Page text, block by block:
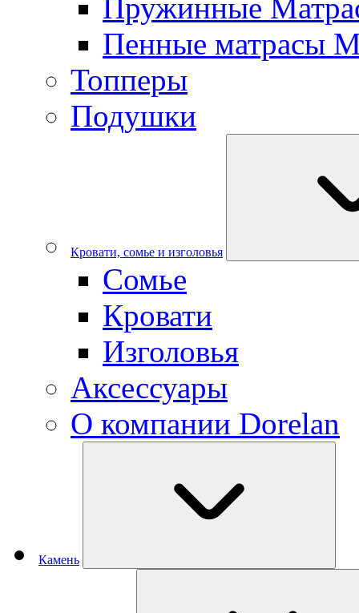
Пружинные
Пенные матрасы
Топперы
Подушки
Кровати, сомье и изголовья
Сомье
Кровати
Изголовья
Аксессуары
О компании Dorelan
Камень